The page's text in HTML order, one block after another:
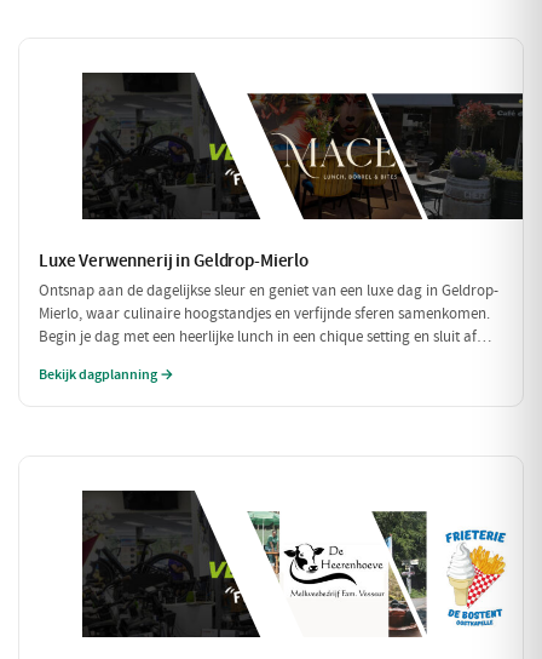
Luxe Verwennerij in Geldrop-Mierlo
Ontsnap aan de dagelijkse sleur en geniet van een luxe dag in Geldrop-
Mierlo, waar culinaire hoogstandjes en verfijnde sferen samenkomen.
Begin je dag met een heerlijke lunch in een chique setting en sluit af
compleet met een ontspannen fietstocht door de prachtige omgeving!
Bekijk dagplanning →